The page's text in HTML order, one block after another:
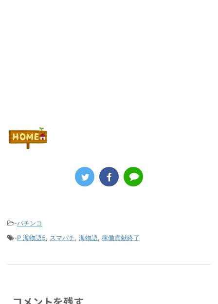
-パチンコ
-P 海物語5, スマパチ, 海物語, 稼働貢献終了